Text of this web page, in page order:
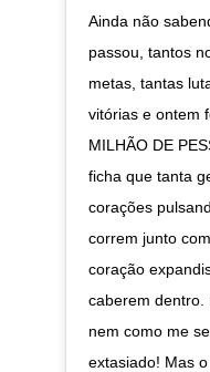
Ainda não
passou, tantos
metas, tantas
vitórias e ontem
MILHÃO DE
ficha que tanta
corações
correm junto
coração
caberem dentro.
nem como me
extasiado! Mas